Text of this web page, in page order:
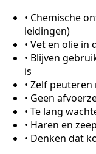
• Chemische
leidingen)
• Vet en olie in
• Blijven
is
• Zelf peuteren
• Geen
• Te lang
• Haren en
• Denken dat